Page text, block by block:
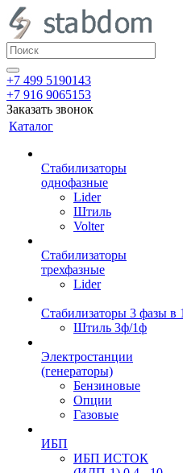
+7 499 5190143
+7 916 9065153
Заказать звонок
Каталог
Стабилизаторы
однофазные
Lider
Штиль
Volter
Стабилизаторы
трехфазные
Lider
Стабилизаторы 3 фазы в 1
Штиль 3ф/1ф
Электростанции
(генераторы)
Бензиновые
Опции
Газовые
ИБП
ИБП ИСТОК